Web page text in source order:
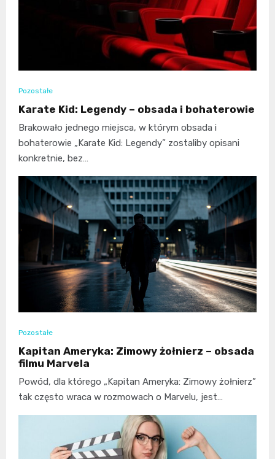
Pozostałe
Karate Kid: Legendy – obsada i bohaterowie
Brakowało jednego miejsca, w którym obsada i
bohaterowie „Karate Kid: Legendy” zostaliby opisani
konkretnie, bez…
Pozostałe
Kapitan Ameryka: Zimowy żołnierz – obsada
filmu Marvela
Powód, dla którego „Kapitan Ameryka: Zimowy żołnierz”
tak często wraca w rozmowach o Marvelu, jest…